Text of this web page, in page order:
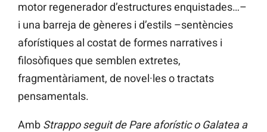
motor regenerador d’estructures enquistades…–
i una barreja de gèneres i d’estils –sentències
aforístiques al costat de formes narratives i
filosòfiques que semblen extretes,
fragmentàriament, de novel·les o tractats
pensamentals.
Amb Strappo seguit de Pare aforístic o Galatea a